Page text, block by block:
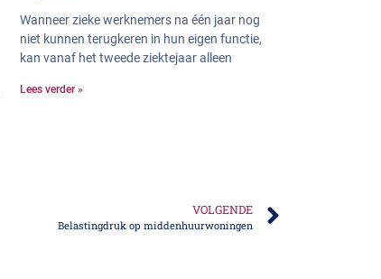
Wanneer zieke werknemers na één jaar nog
niet kunnen terugkeren in hun eigen functie,
kan vanaf het tweede ziektejaar alleen
Lees verder »
VOLGENDE
Belastingdruk op middenhuurwoningen